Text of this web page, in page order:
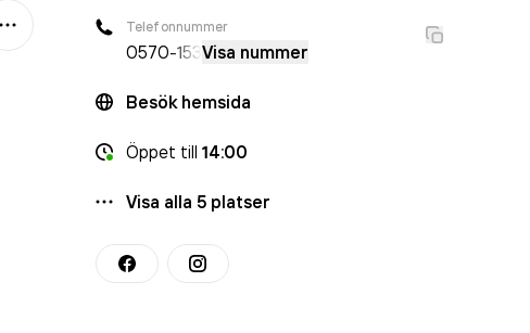
Mer
Telefonnummer
0570-153Visa nummer
Besök hemsida
Öppet till 14:00
Visa alla 5 platser